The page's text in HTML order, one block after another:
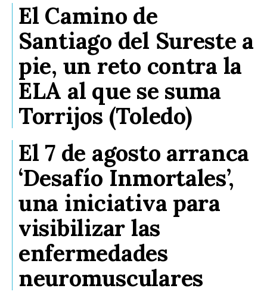
El Camino de
Santiago del Sureste a
pie, un reto contra la
ELA al que se suma
Torrijos (Toledo)
El 7 de agosto arranca
‘Desafío Inmortales’,
una iniciativa para
visibilizar las
enfermedades
neuromusculares